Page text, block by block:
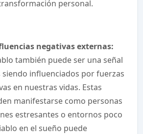
personal.
negativas externas:
también puede ser una señal
siendo influenciados por fuerzas
en nuestras vidas. Estas
manifestarse como personas
estresantes o entornos poco
en el sueño puede